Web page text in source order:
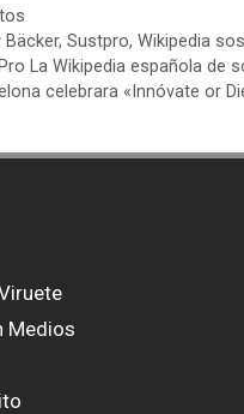
Bäcker, Sustpro, Wikipedia
La Wikipedia española de
celebrara «Innóvate or
Medios